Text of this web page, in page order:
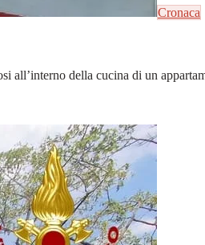
Cronaca
della cucina di un